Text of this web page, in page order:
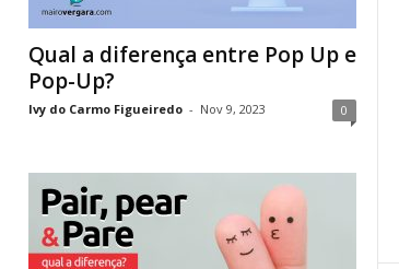
Qual a diferença entre Pop Up e
Pop-Up?
Ivy do Carmo Figueiredo - Nov 9, 2023 0